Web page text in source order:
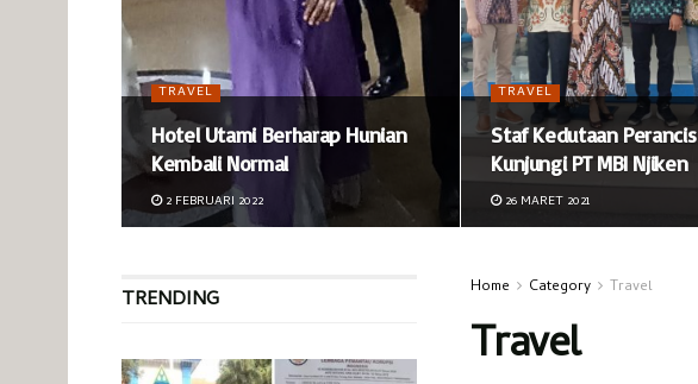
TRAVEL
Hotel Utami Berharap Hunian
Kembali Normal
2 FEBRUARI 2022
TRAVEL
Staf Kedutaan Perancis
Kunjungi PT MBI Njiken
26 MARET 2021
Home Category Travel
Travel
TRENDING